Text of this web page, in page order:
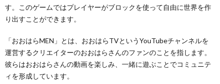
す。このゲームではプレイヤーがブロックを使って自由に世界を作
り出すことができます。
「おおはらMEN」とは、おおはらTVというYouTubeチャンネルを
運営するクリエイターのおおはらさんのファンのことを指します。
彼らはおおはらさんの動画を楽しみ、一緒に遊ぶことでコミュニテ
ィを形成しています。